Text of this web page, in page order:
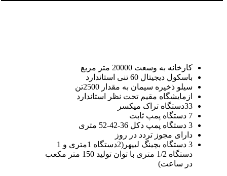
کارخانه به وسعت 20000 متر مربع
باسکول دیجیتال 60 تنی استاندارد
سیلو ذخیره سیمان به مقدار 2500تن
ازمایشگاه مقیم تحت نظر استاندارد
33دستگاه تراک میکسر
7 دستگاه پمپ ثابت
3 دستگاه پمپ دکل 36-42-52 متری
دارای مجوز تردد در روز
3 دستگاه بچینگ لیپهر(2دستگاه 1متری و 1
دستگاه 1/2 متری با توان تولید 150 متر مکعب
در ساعت)